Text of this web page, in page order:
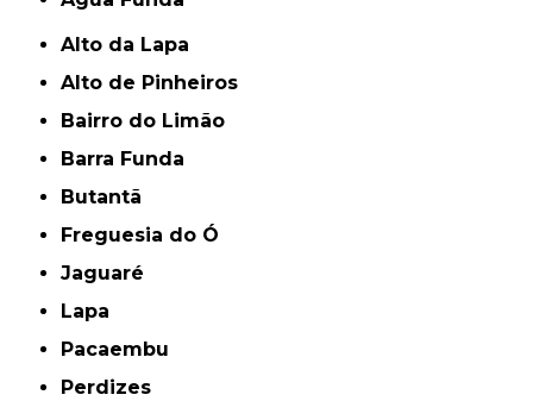
Alto da Lapa
Alto de Pinheiros
Bairro do Limão
Barra Funda
Butantã
Freguesia do Ó
Jaguaré
Lapa
Pacaembu
Perdizes